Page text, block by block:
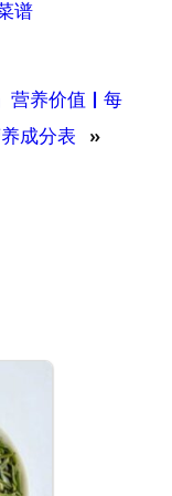
谱
营养价值 | 每
成分表
»